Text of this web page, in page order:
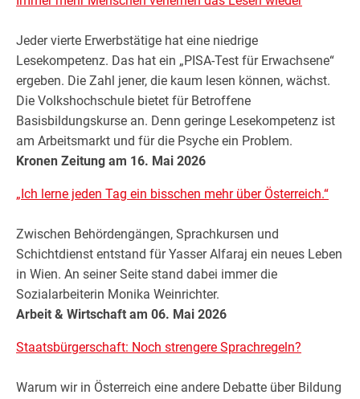
Jeder vierte Erwerbstätige hat eine niedrige
Lesekompetenz. Das hat ein „PISA-Test für Erwachsene“
ergeben. Die Zahl jener, die kaum lesen können, wächst.
Die Volkshochschule bietet für Betroffene
Basisbildungskurse an. Denn geringe Lesekompetenz ist
am Arbeitsmarkt und für die Psyche ein Problem.
Kronen Zeitung am 16. Mai 2026
„Ich lerne jeden Tag ein bisschen mehr über Österreich.“
Zwischen Behördengängen, Sprachkursen und
Schichtdienst entstand für Yasser Alfaraj ein neues Leben
in Wien. An seiner Seite stand dabei immer die
Sozialarbeiterin Monika Weinrichter.
Arbeit & Wirtschaft am 06. Mai 2026
Staatsbürgerschaft: Noch strengere Sprachregeln?
Warum wir in Österreich eine andere Debatte über Bildung